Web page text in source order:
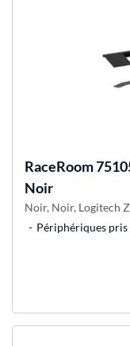
RaceRoom
Noir
Noir, Noir, Logitech
Périphériques